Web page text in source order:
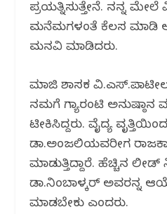
ಪ್ರಯತ್ನಿಸುತ್ತೇನೆ. ನನ್ನ ಮೇಲೆ
ಮನೆಮಗಳಂತೆ ಕೆಲಸ ಮಾಡಿ
ಮನವಿ ಮಾಡಿದರು.
ಮಾಜಿ ಶಾಸಕ
ನಮಗೆ ಗ್ಯಾರಂಟಿ ಅನುಷ್ಠಾನ
ಟೀಕಿಸಿದ್ದರು. ವೈದ್ಯ
ಡಾ.ಅಂಜಲಿಯವರೀಗ
ಮಾಡುತ್ತಿದ್ದಾರೆ. ಹೆಚ್ಚಿನ
ಡಾ.ನಿಂಬಾಳ್ಕರ್ ಅವರನ್ನ
ಮಾಡಬೇಕು ಎಂದರು.